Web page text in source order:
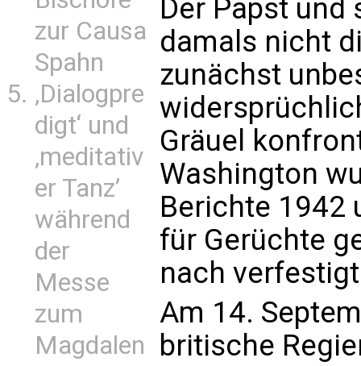
zur Causa
Spahn
‚Dialogpre
digt‘ und
‚meditativ
er Tanz’
während
der
Messe
zum
Magdalen
Der Papst
damals nicht
zunächst
Gräuel
Washington
Berichte 1942
für Gerüchte
nach
Am 14.
britische